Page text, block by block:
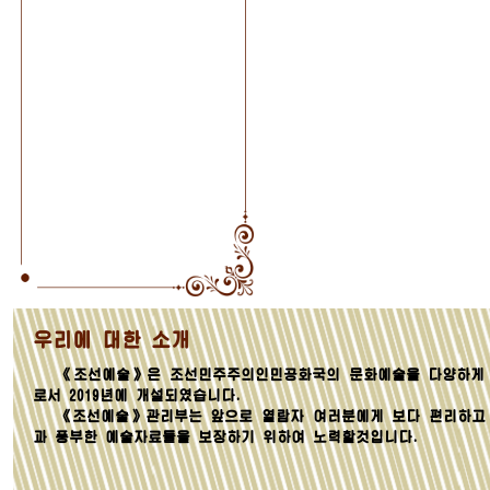
우리에 대한 소개
《조선예술》은 조선민주주의인민공화국의 문화예술을 다양하게
로서 2019년에 개설되였습니다.
《조선예술》관리부는 앞으로 열람자 여러분에게 보다 편리하고
과 풍부한 예술자료들을 보장하기 위하여 노력할것입니다.